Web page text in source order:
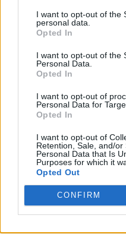
I want to opt-out of the
personal data.
Opted In
I want to opt-out of the
Personal Data.
Opted In
I want to opt-out of
Personal Data for
Opted In
I want to opt-out of
Retention, Sale, and/or
Personal Data that Is
Purposes for which it
Opted Out
CONFIRM
caz, că altfel va fi piatra
dvs. de ministru! Dacă nu
exemplară a acestui
seară, din Pantelimon, va
Române în starea de
În cazul Boureanu, am
polițistul că i-a dat o